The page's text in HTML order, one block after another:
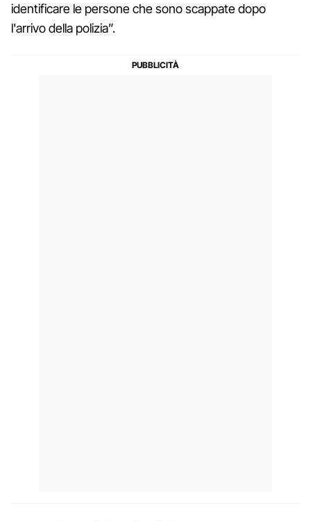
identificare le persone che sono scappate dopo
l'arrivo della polizia”.